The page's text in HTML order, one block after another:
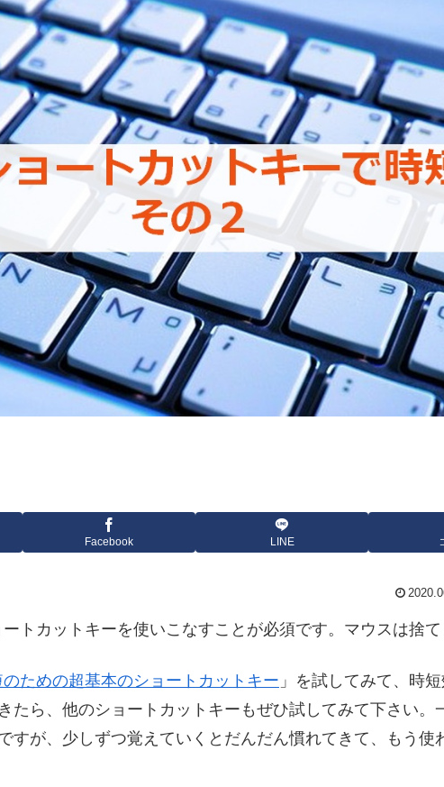
Facebook LINE
トカットキーを使いこなすことが必須です。マウスは捨て
のための超基本のショートカットキー 」を試してみて、時
たら、他のショートカットキーもぜひ試してみて下さい。
すが、少しずつ覚えていくとだんだん慣れてきて、もう使